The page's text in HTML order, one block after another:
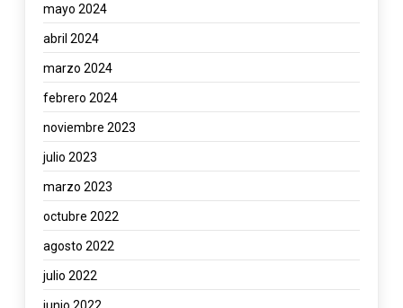
mayo 2024
abril 2024
marzo 2024
febrero 2024
noviembre 2023
julio 2023
marzo 2023
octubre 2022
agosto 2022
julio 2022
junio 2022